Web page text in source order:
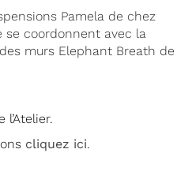
Pamela de chez
se coordonnent avec la
murs Elephant Breath de
l’Atelier.
cliquez ici.